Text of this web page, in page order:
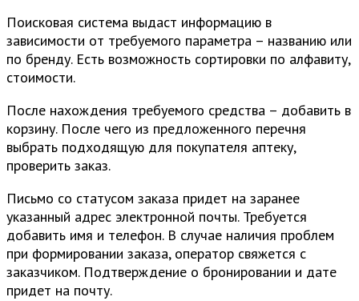
Поисковая система выдаст информацию в
зависимости от требуемого параметра – названию или
по бренду. Есть возможность сортировки по алфавиту,
стоимости.
После нахождения требуемого средства – добавить в
корзину. После чего из предложенного перечня
выбрать подходящую для покупателя аптеку,
проверить заказ.
Письмо со статусом заказа придет на заранее
указанный адрес электронной почты. Требуется
добавить имя и телефон. В случае наличия проблем
при формировании заказа, оператор свяжется с
заказчиком. Подтверждение о бронировании и дате
придет на почту.